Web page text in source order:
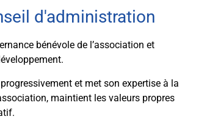
d'administration​​
bénévole de l’association et
et met son expertise à la
maintient les valeurs propres